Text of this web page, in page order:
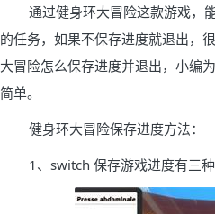
通过健身环大冒险这款游戏，
的任务，如果不保存进度就退出，
大冒险怎么保存进度并退出，小编
简单。
健身环大冒险保存进度方法：
1、switch 保存游戏进度有三